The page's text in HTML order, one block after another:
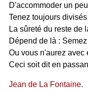
D'accommoder un
Tenez toujours
La sûreté du reste de
Dépend de là :
Ou vous n'aurez avec
Ceci soit dit en
Jean de La Fontaine.